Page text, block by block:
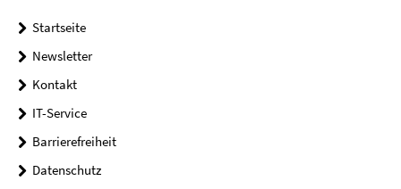
Startseite
Newsletter
Kontakt
IT-Service
Barrierefreiheit
Datenschutz